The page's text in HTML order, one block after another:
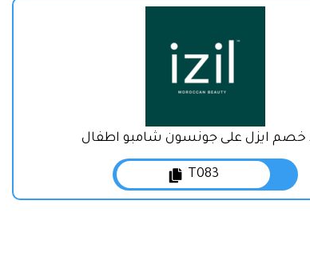
خصم ايزل على جونسون شامبو اطفال
T083